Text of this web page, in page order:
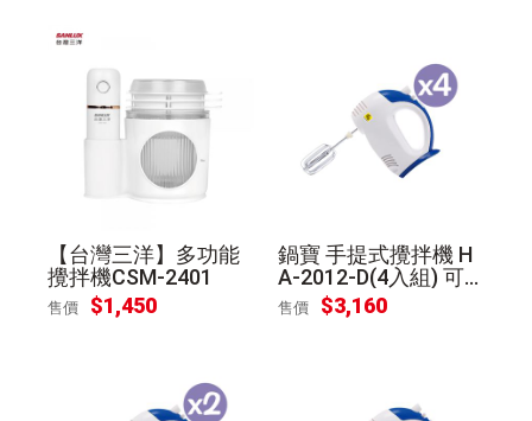
【台灣三洋】多功能
攪拌機CSM-2401
售價 $1,450
鍋寶 手提式攪拌機 H
A-2012-D(4入組) 可
寄離島
售價 $3,160